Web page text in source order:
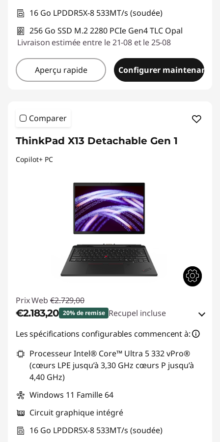
16 Go LPDDR5X-8 533MT/s (soudée)
256 Go SSD M.2 2280 PCIe Gen4 TLC Opal
Livraison estimée entre le 21-08 et le 25-08
Aperçu rapide Configurer maintenant
Comparer
ThinkPad X13 Detachable Gen 1
Copilot+ PC
Prix Web €2.729,00
€2.183,20 20% de remise Recupel incluse
Bons de réduction en ligne :-€545,80
Code de réduction : THINKDEAL
Les spécifications configurables commencent à:
Processeur Intel® Core™ Ultra 5 332 vPro®
(cœurs LPE jusqu’à 3,30 GHz cœurs P jusqu’à
4,40 GHz)
Windows 11 Famille 64
Circuit graphique intégré
16 Go LPDDR5X-8 533MT/s (soudée)